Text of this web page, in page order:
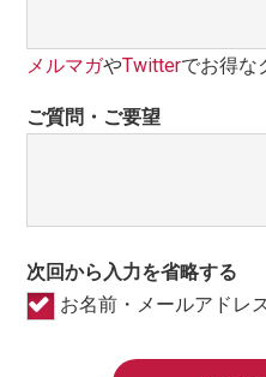
メルマガやTwitterでお得な
ご質問・ご要望
次回から入力を省略する
お名前・メールアドレ